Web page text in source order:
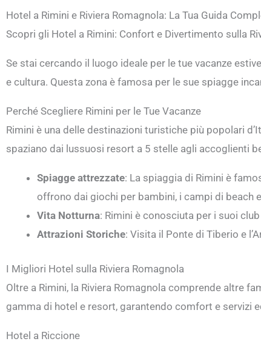
Hotel a Rimini e Riviera Romagnola: La Tua Guida
Scopri gli Hotel a Rimini: Confort e Divertimento sulla
Se stai cercando il luogo ideale per le tue vacanze
e cultura. Questa zona è famosa per le sue spiagge
Perché Scegliere Rimini per le Tue Vacanze
Rimini è una delle destinazioni turistiche più popolari
spaziano dai lussuosi resort a 5 stelle agli accoglienti
Spiagge attrezzate: La spiaggia di Rimini è
offrono dai giochi per bambini, i campi di beach
Vita Notturna: Rimini è conosciuta per i suoi
Attrazioni Storiche: Visita il Ponte di Tiberio e
I Migliori Hotel sulla Riviera Romagnola
Oltre a Rimini, la Riviera Romagnola comprende altre
gamma di hotel e resort, garantendo comfort e servizi
Hotel a Riccione